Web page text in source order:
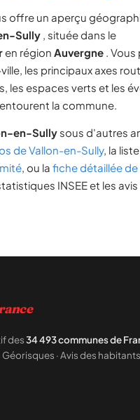
offre un aperçu
Sully , située dans le
en région Auvergne . Vous
les principaux axes
les espaces verts et les
la commune.
en-Sully sous d'autres
de Vallon-en-Sully, la
, ou la fiche détaillée de
INSEE et les
des34 493 communes de
Géorisques · Avis des